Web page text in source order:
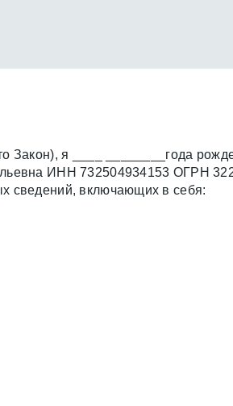
Закон), я ____
года
ИНН 732504934153 ОГРН
сведений, включающих в себя: